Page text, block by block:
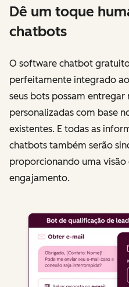
Dê um toque
chatbots
O software chatbot
perfeitamente integrado
seus bots possam entregar
personalizadas com base
existentes. E todas as
chatbots também serão
proporcionando uma
engajamento.